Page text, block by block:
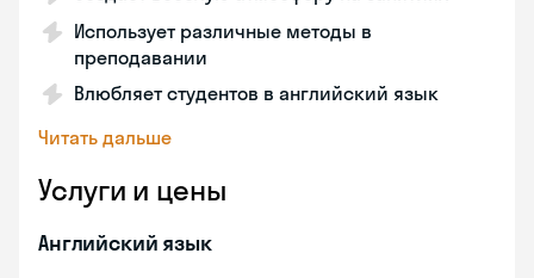
Использует различные методы в
преподавании
Влюбляет студентов в английский язык
Читать дальше
Услуги и цены
Английский язык